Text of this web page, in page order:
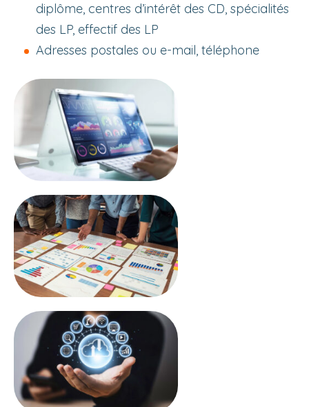
diplôme, centres d’intérêt des CD, spécialités
des LP, effectif des LP
Adresses postales ou e-mail, téléphone